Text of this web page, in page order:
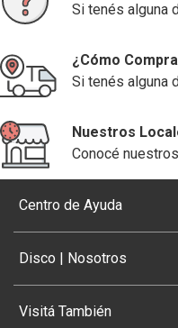
Si tenés alguna
¿Cómo
Si tenés alguna
Nuestros
Conocé
Centro de Ayuda
Disco | Nosotros
Visitá También